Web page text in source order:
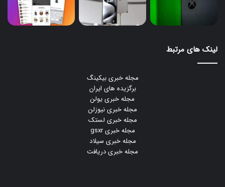
لینک های مرتبط
مجله خبری بیکینگ
برگزیده های ایران
مجله خبری یولن
مجله خبری نیوزلن
مجله خبری لستک
مجله خبری gsxr
مجله خبری سیلاد
مجله خبری دریافت